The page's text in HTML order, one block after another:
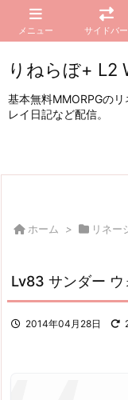
メニュー サイドバー
りねらぼ+ L2
基本無料MMORPGの
レイ日記など配信。
ホーム > リネー
Lv83 サンダー ウ
2014年04月28日